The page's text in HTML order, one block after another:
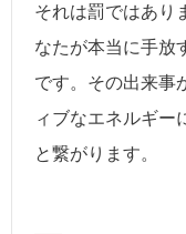
それは罰ではあり
なたが本当に手放
です。その出来事
ィブなエネルギー
と繋がります。